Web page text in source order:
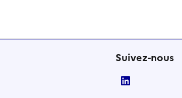
Suivez-nous